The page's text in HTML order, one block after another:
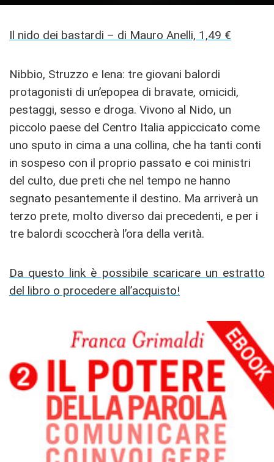
Il nido dei bastardi – di Mauro Anelli, 1,49 €
Nibbio, Struzzo e Iena: tre giovani balordi
protagonisti di un’epopea di bravate, omicidi,
pestaggi, sesso e droga. Vivono al Nido, un
piccolo paese del Centro Italia appiccicato come
uno sputo in cima a una collina, che ha tanti conti
in sospeso con il proprio passato e coi ministri
del culto, due preti che nel tempo ne hanno
segnato pesantemente il destino. Ma arriverà un
terzo prete, molto diverso dai precedenti, e per i
tre balordi scoccherà l’ora della verità.
Da questo link è possibile scaricare un estratto
del libro o procedere all’acquisto!